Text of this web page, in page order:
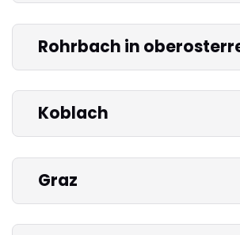
Rohrbach in
Koblach
Graz